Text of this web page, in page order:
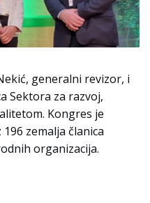
generalni revizor, i
Sektora za razvoj,
Kongres je
zemalja članica
organizacija.